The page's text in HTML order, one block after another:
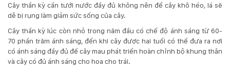
Cây thần kỳ cần tưới nước đầy đủ không nên để cây khô héo, lá sẽ
dễ bị rụng làm giảm sức sống của cây.
Cây thần kỳ lúc còn nhỏ trong năm đầu có chế độ ánh sáng từ 60-
70 phần trăm ánh sáng, đến khi cây được hai tuổi có thể đưa ra nơi
có ánh sáng đầy đủ để cây mau phát triển hoàn chỉnh bộ khung thân
và cây có đủ ánh sáng cho hoa cho trái.